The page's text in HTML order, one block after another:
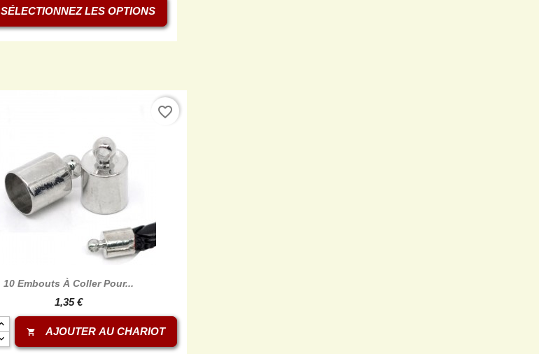
SÉLECTIONNEZ LES OPTIONS
Aperçu rapide
10 Embouts À Coller Pour...
1,35 €
shopping_cart AJOUTER AU CHARIOT
favorite_border